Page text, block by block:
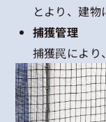
とより、建
捕獲管理
捕獲罠により